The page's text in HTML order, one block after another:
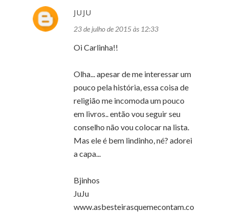
JUJU
23 de julho de 2015 às 12:33
Oi Carlinha!!
Olha... apesar de me interessar um
pouco pela história, essa coisa de
religião me incomoda um pouco
em livros.. então vou seguir seu
conselho não vou colocar na lista.
Mas ele é bem lindinho, né? adorei
a capa...
Bjinhos
JuJu
www.asbesteirasquemecontam.co